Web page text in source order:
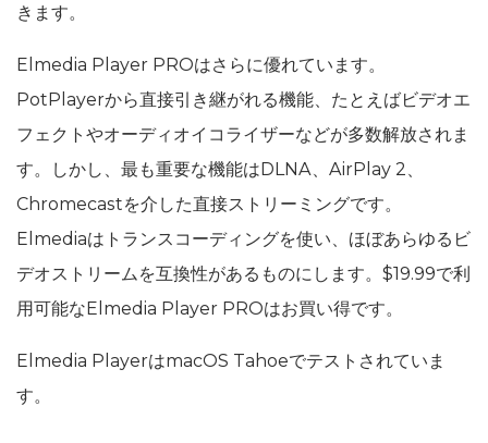
きます。
Elmedia Player PROはさらに優れています。
PotPlayerから直接引き継がれる機能、たとえばビデオエ
フェクトやオーディオイコライザーなどが多数解放されま
す。しかし、最も重要な機能はDLNA、AirPlay 2、
Chromecastを介した直接ストリーミングです。
Elmediaはトランスコーディングを使い、ほぼあらゆるビ
デオストリームを互換性があるものにします。$19.99で利
用可能なElmedia Player PROはお買い得です。
Elmedia PlayerはmacOS Tahoeでテストされていま
す。